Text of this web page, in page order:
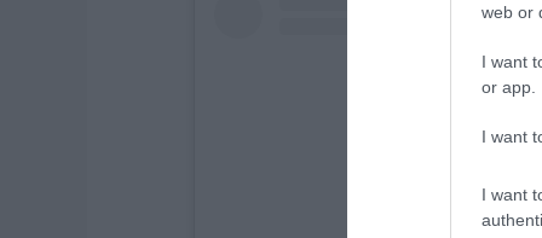
web or
I want
or app.
I want
I want